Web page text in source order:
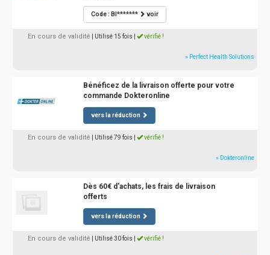
Code : BI******* voir
En cours de validité | Utilisé 15 fois vérifié !
» Perfect Health Solutions
Bénéficez de la livraison offerte pour votre
commande Dokteronline
vers la réduction
En cours de validité | Utilisé 79 fois vérifié !
» Dokteronline
Dès 60€ d'achats, les frais de livraison
offerts
vers la réduction
En cours de validité | Utilisé 30 fois vérifié !